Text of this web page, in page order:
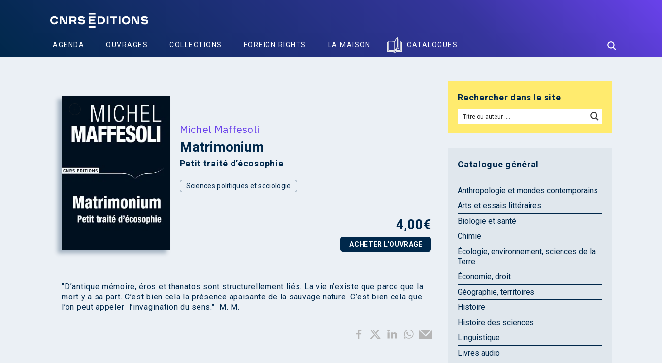
AGENDA OUVRAGES COLLECTIONS FOREIGN RIGHTS LA MAISON CATALOGUES
+
Michel Maffesoli
Matrimonium
Petit traité d’écosophie
Sciences politiques et sociologie
4,00€
ACHETER L'OUVRAGE
"D’antique mémoire, éros et thanatos sont structurellement liés. La vie n’existe que parce que la
mort y a sa part. C’est bien cela la présence apaisante de la sauvage nature. C’est bien cela que
l’on peut appeler l’invagination du sens." M. M.
Rechercher dans le site
Catalogue général
Anthropologie et mondes contemporains
Arts et essais littéraires
Biologie et santé
Chimie
Écologie, environnement, sciences de la
Terre
Économie, droit
Géographie, territoires
Histoire
Histoire des sciences
Linguistique
Livres audio